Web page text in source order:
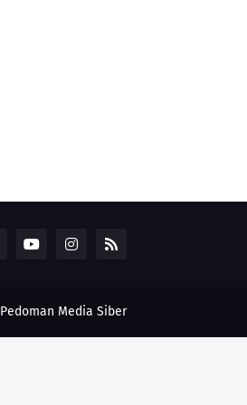
Pedoman Media Siber